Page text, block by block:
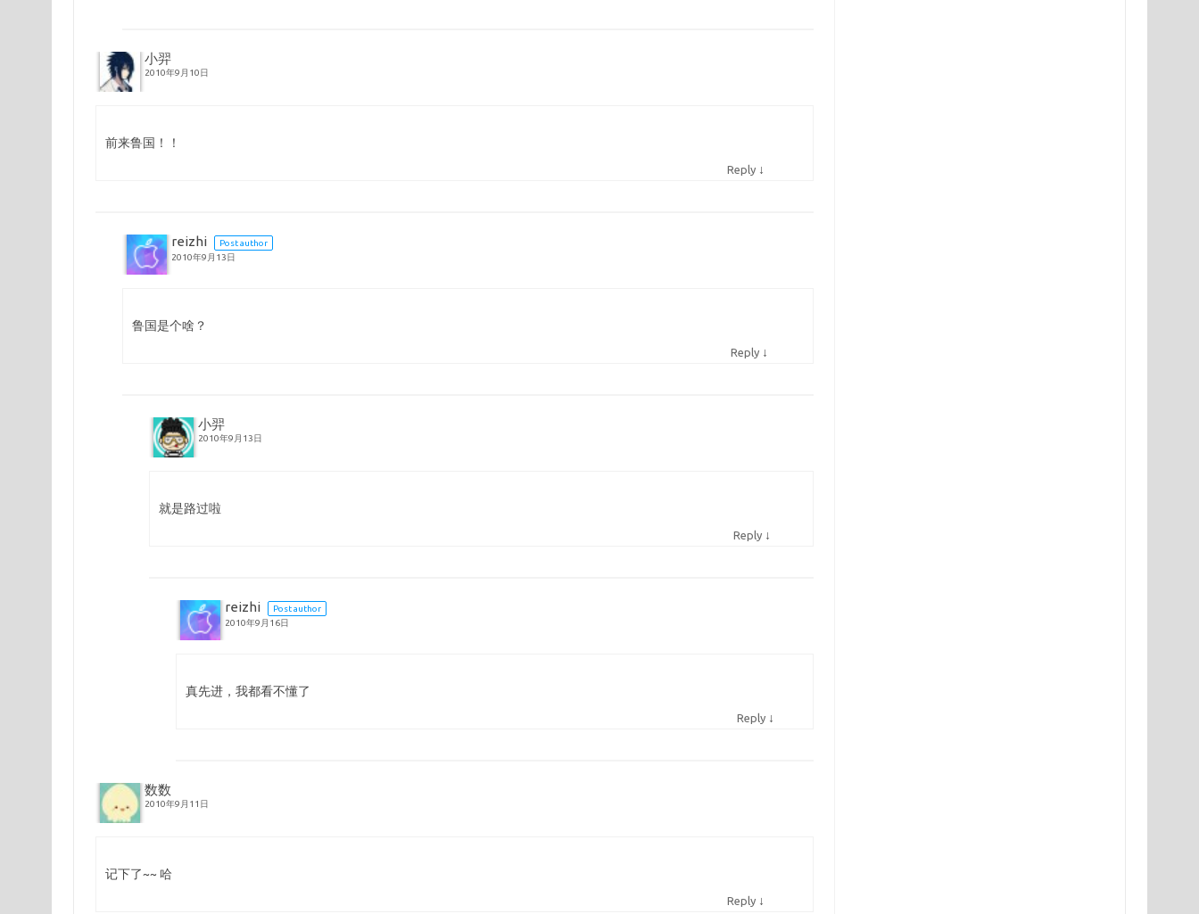
小羿
2010年9月10日
前来鲁国！！
Reply ↓
reizhi
Post author
2010年9月13日
鲁国是个啥？
Reply ↓
小羿
2010年9月13日
就是路过啦
Reply ↓
reizhi
Post author
2010年9月16日
真先进，我都看不懂了
Reply ↓
数数
2010年9月11日
记下了~~ 哈
Reply ↓